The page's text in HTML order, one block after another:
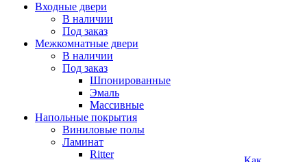
Входные двери
В наличии
Под заказ
Межкомнатные двери
В наличии
Под заказ
Шпонированные
Эмаль
Массивные
Напольные покрытия
Виниловые полы
Ламинат
Ritter